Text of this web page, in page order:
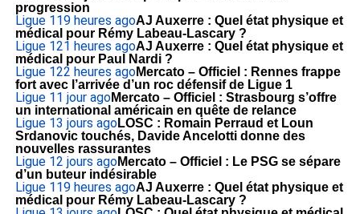
progression
Ligue 119 heures agoAJ Auxerre : Quel état physique et
médical pour Rémy Labeau-Lascary ?
Ligue 121 heures agoAJ Auxerre : Quel état physique et
médical pour Paul Nardi ?
Ligue 122 heures agoMercato – Officiel : Rennes frappe
fort avec l’arrivée d’un roc défensif de Ligue 1
Ligue 11 jour agoMercato – Officiel : Strasbourg s’offre
un international américain en quête de relance
Ligue 13 jours agoLOSC : Romain Perraud et Loun
Srdanovic touchés, Davide Ancelotti donne des
nouvelles rassurantes
Ligue 12 jours agoMercato – Officiel : Le PSG se sépare
d’un buteur indésirable
Ligue 119 heures agoAJ Auxerre : Quel état physique et
médical pour Rémy Labeau-Lascary ?